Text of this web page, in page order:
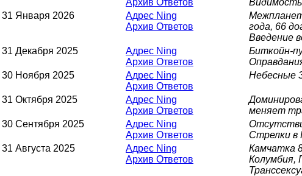
Архив Ответов
31 Января 2026
Адрес Ning
Архив Ответов
года, 66
Введение
31 Декабря 2025
Адрес Ning
Архив Ответов
Биткойн-
30 Ноября 2025
Адрес Ning
Архив Ответов
Небесные
31 Октября 2025
Адрес Ning
Архив Ответов
меняет
30 Сентября 2025
Адрес Ning
Архив Ответов
Стрелки в
31 Августа 2025
Адрес Ning
Архив Ответов
Камчатка
Колумбия,